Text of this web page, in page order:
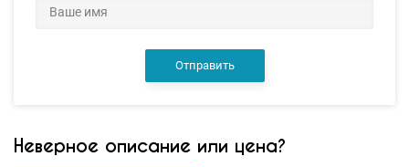
Отправить
Неверное описание или цена?